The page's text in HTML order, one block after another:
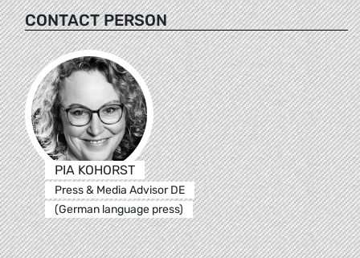
CONTACT PERSON
PIA KOHORST
Press & Media Advisor DE
(German language press)